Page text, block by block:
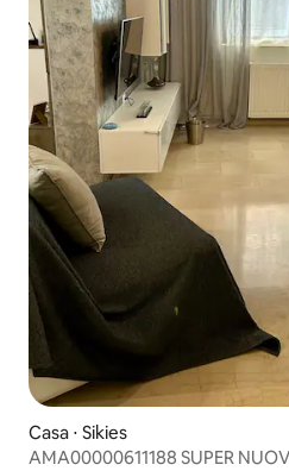
Casa ⋅ Sikies
AMA00000611188 SUPER